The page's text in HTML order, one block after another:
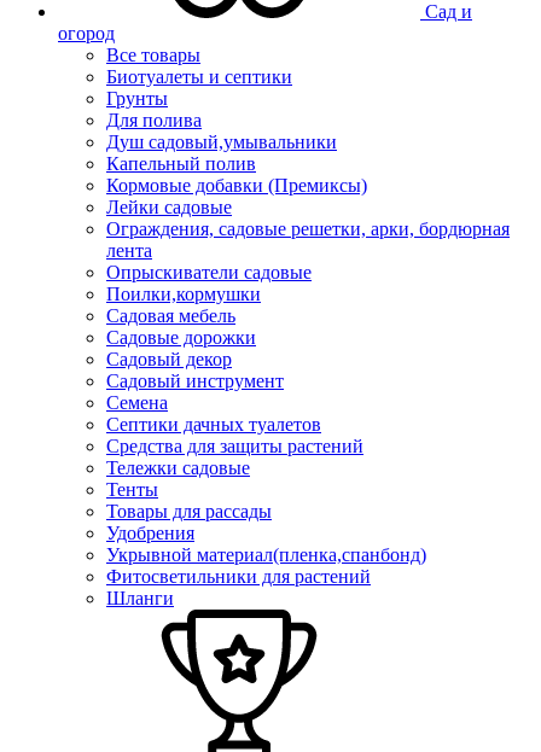
Сад и
огород
Все товары
Биотуалеты и септики
Грунты
Для полива
Душ садовый,умывальники
Капельный полив
Кормовые добавки (Премиксы)
Лейки садовые
Ограждения, садовые решетки, арки, бордюрная
лента
Опрыскиватели садовые
Поилки,кормушки
Садовая мебель
Садовые дорожки
Садовый декор
Садовый инструмент
Семена
Септики дачных туалетов
Средства для защиты растений
Тележки садовые
Тенты
Товары для рассады
Удобрения
Укрывной материал(пленка,спанбонд)
Фитосветильники для растений
Шланги